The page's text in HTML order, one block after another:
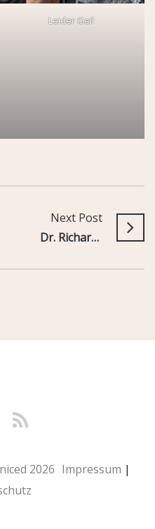
Leider Geil
Next Post
Dr. Richard Kimble – Auf der Flucht
2026 Impressum |